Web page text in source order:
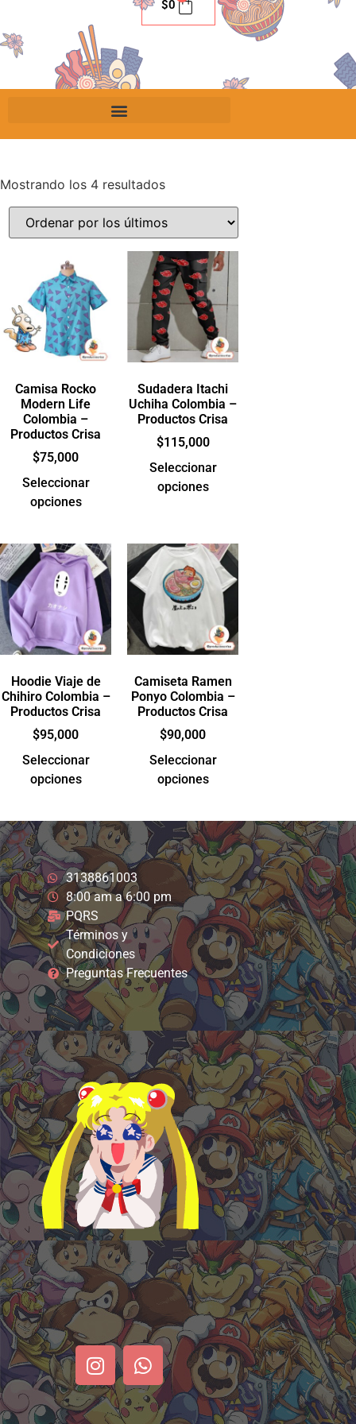
$0
Mostrando los 4 resultados
Camisa Rocko
Modern Life
Colombia –
Productos Crisa
$75,000
Seleccionar
opciones
Sudadera Itachi
Uchiha Colombia –
Productos Crisa
$115,000
Seleccionar
opciones
Hoodie Viaje de
Chihiro Colombia –
Productos Crisa
$95,000
Seleccionar
opciones
Camiseta Ramen
Ponyo Colombia –
Productos Crisa
$90,000
Seleccionar
opciones
3138861003
8:00 am a 6:00 pm
PQRS
Términos y
Condiciones
Preguntas Frecuentes